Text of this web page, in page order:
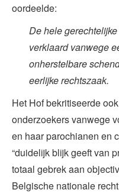
oordeelde:
De hele
verklaard vanwege
onherstelbare
eerlijke rechtszaak.
Het Hof bekritiseerde
onderzoekers vanwege
en haar parochianen en
“duidelijk blijk geeft van
totaal gebrek aan
Belgische nationale